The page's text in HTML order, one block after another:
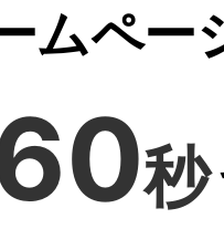
ムペー
秒